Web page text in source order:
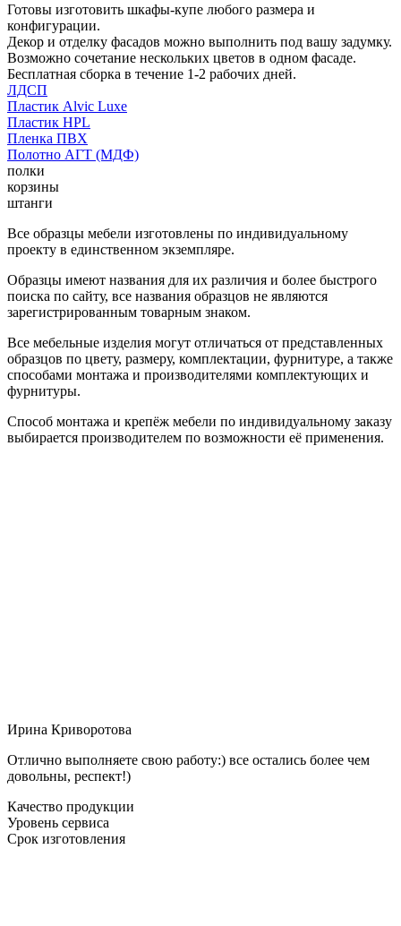
Готовы изготовить шкафы-купе любого размера и
конфигурации.
Декор и отделку фасадов можно выполнить под вашу задумку.
Возможно сочетание нескольких цветов в одном фасаде.
Бесплатная сборка в течение 1-2 рабочих дней.
ЛДСП
Пластик Alvic Luxe
Пластик HPL
Пленка ПВХ
Полотно АГТ (МДФ)
полки
корзины
штанги
Все образцы мебели изготовлены по индивидуальному
проекту в единственном экземпляре.
Образцы имеют названия для их различия и более быстрого
поиска по сайту, все названия образцов не являются
зарегистрированным товарным знаком.
Все мебельные изделия могут отличаться от представленных
образцов по цвету, размеру, комплектации, фурнитуре, а также
способами монтажа и производителями комплектующих и
фурнитуры.
Способ монтажа и крепёж мебели по индивидуальному заказу
выбирается производителем по возможности её применения.
Ирина Криворотова
Отлично выполняете свою работу:) все остались более чем
довольны, респект!)
Качество продукции
Уровень сервиса
Срок изготовления